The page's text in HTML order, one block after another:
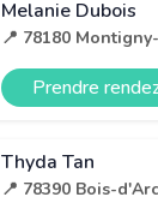
Melanie Dubois
📍 78180
Prendre
Thyda Tan
📍 78390 Bois-